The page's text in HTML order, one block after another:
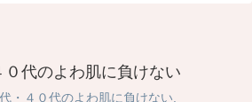
０代のよわ肌に負けない
・４０代のよわ肌に負けない.